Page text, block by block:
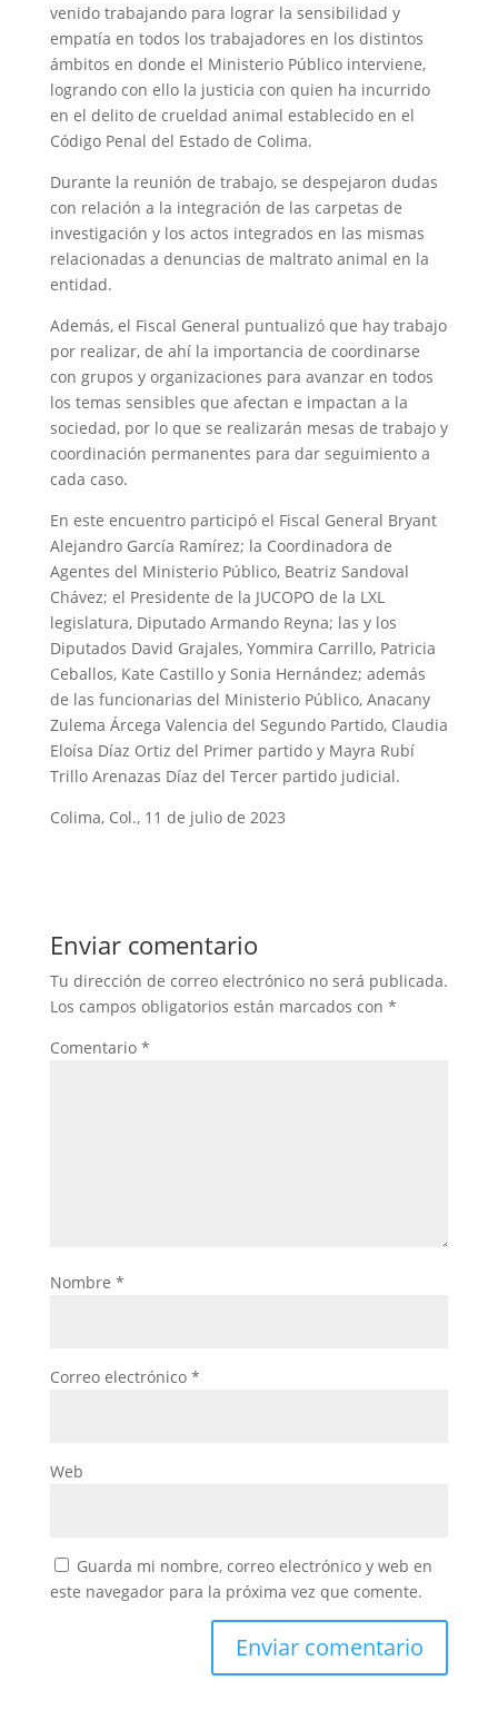
venido trabajando para lograr la sensibilidad y
empatía en todos los trabajadores en los distintos
ámbitos en donde el Ministerio Público interviene,
logrando con ello la justicia con quien ha incurrido
en el delito de crueldad animal establecido en el
Código Penal del Estado de Colima.
Durante la reunión de trabajo, se despejaron dudas
con relación a la integración de las carpetas de
investigación y los actos integrados en las mismas
relacionadas a denuncias de maltrato animal en la
entidad.
Además, el Fiscal General puntualizó que hay trabajo
por realizar, de ahí la importancia de coordinarse
con grupos y organizaciones para avanzar en todos
los temas sensibles que afectan e impactan a la
sociedad, por lo que se realizarán mesas de trabajo y
coordinación permanentes para dar seguimiento a
cada caso.
En este encuentro participó el Fiscal General Bryant
Alejandro García Ramírez; la Coordinadora de
Agentes del Ministerio Público, Beatriz Sandoval
Chávez; el Presidente de la JUCOPO de la LXL
legislatura, Diputado Armando Reyna; las y los
Diputados David Grajales, Yommira Carrillo, Patricia
Ceballos, Kate Castillo y Sonia Hernández; además
de las funcionarias del Ministerio Público, Anacany
Zulema Árcega Valencia del Segundo Partido, Claudia
Eloísa Díaz Ortiz del Primer partido y Mayra Rubí
Trillo Arenazas Díaz del Tercer partido judicial.
Colima, Col., 11 de julio de 2023
Enviar comentario
Tu dirección de correo electrónico no será publicada.
Los campos obligatorios están marcados con *
Comentario *
Nombre *
Correo electrónico *
Web
Guarda mi nombre, correo electrónico y web en
este navegador para la próxima vez que comente.